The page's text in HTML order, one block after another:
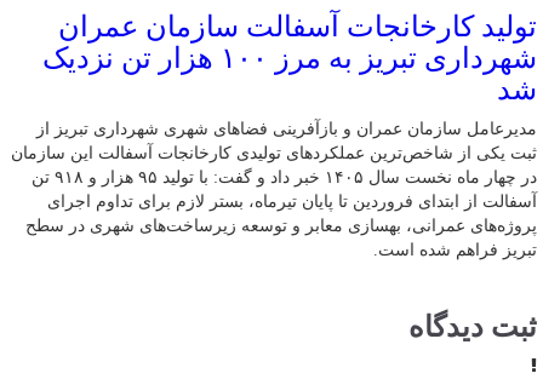
تولید کارخانجات آسفالت سازمان عمران
شهرداری تبریز به مرز ۱۰۰ هزار تن نزدیک
شد
مدیرعامل سازمان عمران و بازآفرینی فضاهای شهری شهرداری تبریز از
ثبت یکی از شاخص‌ترین عملکردهای تولیدی کارخانجات آسفالت این سازمان
در چهار ماه نخست سال ۱۴۰۵ خبر داد و گفت: با تولید ۹۵ هزار و ۹۱۸ تن
آسفالت از ابتدای فروردین تا پایان تیرماه، بستر لازم برای تداوم اجرای
پروژه‌های عمرانی، بهسازی معابر و توسعه زیرساخت‌های شهری در سطح
تبریز فراهم شده است.
ثبت دیدگاه